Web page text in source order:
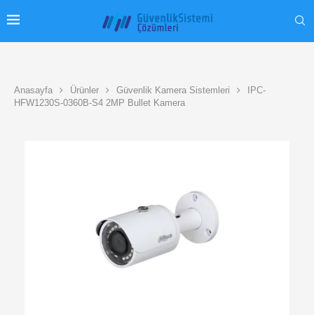
Anasayfa Ürünler Güvenlik Kamera Sistemleri
IPC-
HFW1230S-0360B-S4 2MP Bullet Kamera